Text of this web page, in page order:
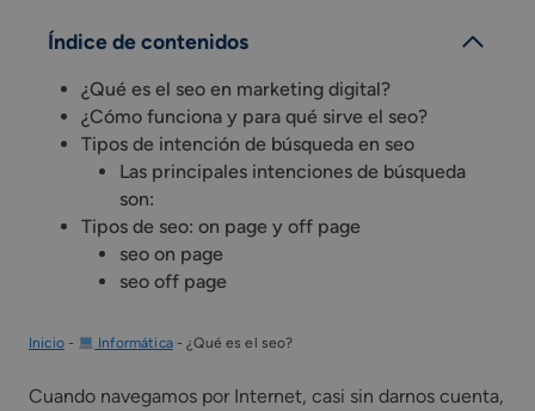
Índice de contenidos
¿Qué es el seo en marketing digital?
¿Cómo funciona y para qué sirve el seo?
Tipos de intención de búsqueda en seo
Las principales intenciones de búsqueda
son:
Tipos de seo: on page y off page
seo on page
seo off page
Inicio- Informática-¿Qué es el seo?
Cuando navegamos por Internet, casi sin darnos cuenta,